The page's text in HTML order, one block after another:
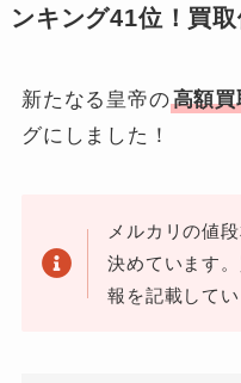
ンキング41位！買
新たなる皇帝の高額
グにしました！
メルカリの値
決めています
報を記載してい